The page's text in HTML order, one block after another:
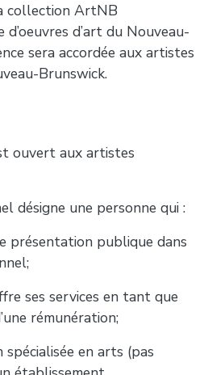
collection ArtNB
d’art du Nouveau-
sera accordée aux artistes
Brunswick.
ouvert aux artistes
désigne une personne qui :
présentation publique dans
ses services en tant que
rémunération;
en arts (pas